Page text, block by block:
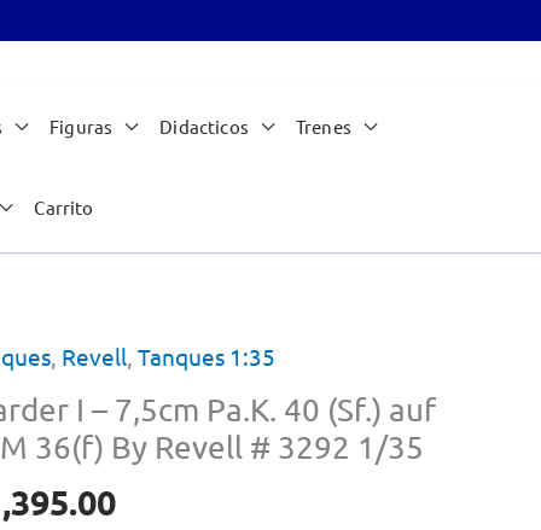
Figuras Didacticos Trenes
Carrito
, Revell, Tanques 1:35
I – 7,5cm Pa.K. 40 (Sf.) auf
36(f) By Revell # 3292 1/35